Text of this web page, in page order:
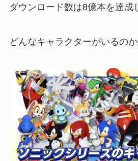
ダウンロード数は8億本を達成
どんなキャラクターがいるのか